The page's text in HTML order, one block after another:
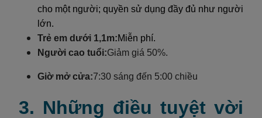
cho một người; quyền sử dụng đầy đủ như người
lớn.
Trẻ em dưới 1,1m:Miễn phí.
Người cao tuổi:Giảm giá 50%.
Giờ mở cửa:7:30 sáng đến 5:00 chiều
3. Những điều tuyệt vời